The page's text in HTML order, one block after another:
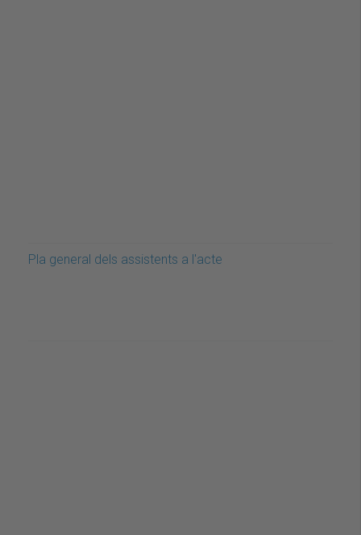
Pla general dels assistents a l'acte